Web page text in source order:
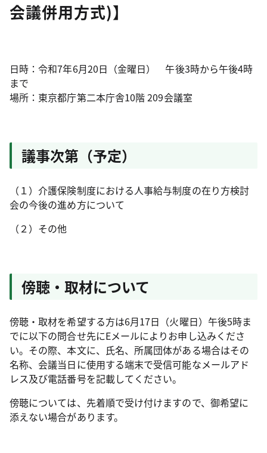
会議併用方式)】
日時：令和7年6月20日（金曜日） 午後3時から午後4時
まで
場所：東京都庁第二本庁舎10階 209会議室
議事次第（予定）
（１）介護保険制度における人事給与制度の在り方検討
会の今後の進め方について
（２）その他
傍聴・取材について
傍聴・取材を希望する方は6月17日（火曜日）午後5時ま
でに以下の問合せ先にEメールによりお申し込みくださ
い。その際、本文に、氏名、所属団体がある場合はその
名称、会議当日に使用する端末で受信可能なメールアド
レス及び電話番号を記載してください。
傍聴については、先着順で受け付けますので、御希望に
添えない場合があります。